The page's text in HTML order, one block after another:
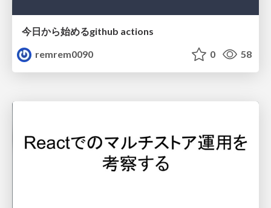
今日から始めるgithub actions
remrem0090
0 58